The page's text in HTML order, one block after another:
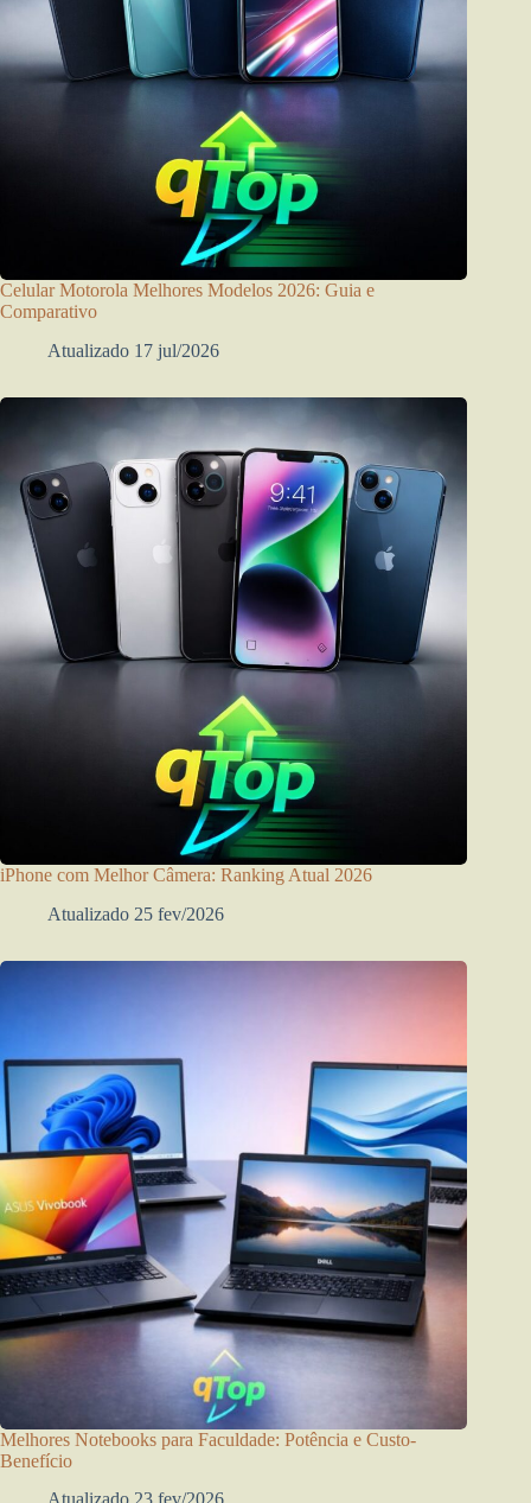
Celular Motorola Melhores Modelos 2026: Guia e
Comparativo
Atualizado 17 jul/2026
iPhone com Melhor Câmera: Ranking Atual 2026
Atualizado 25 fev/2026
Melhores Notebooks para Faculdade: Potência e Custo-
Benefício